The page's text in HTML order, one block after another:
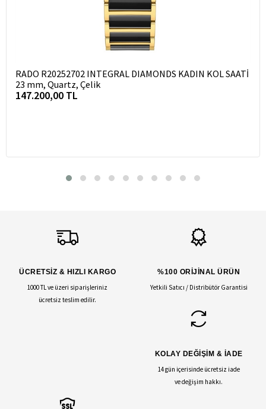
RADO R20252702 INTEGRAL DIAMONDS KADIN KOL SAATİ
23 mm, Quartz, Çelik
147.200,00 TL
ÜCRETSİZ & HIZLI KARGO
1000 TL ve üzeri siparişleriniz
ücretsiz teslim edilir.
%100 ORİJİNAL ÜRÜN
Yetkili Satıcı / Distribütör Garantisi
KOLAY DEĞİŞİM & İADE
14 gün içerisinde ücretsiz iade
ve değişim hakkı.